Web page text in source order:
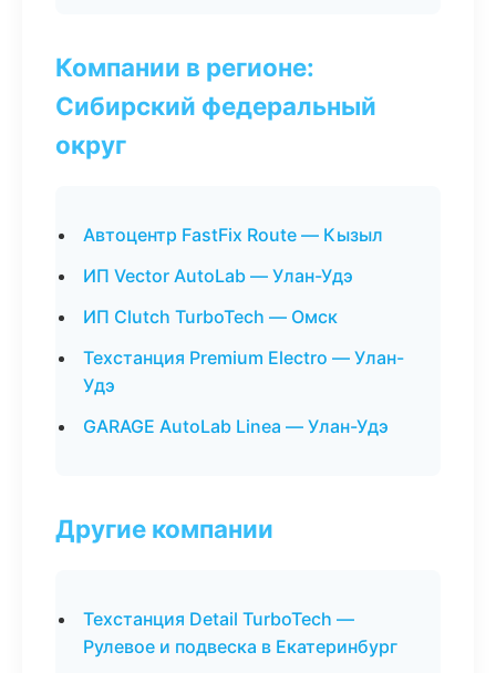
Компании в регионе:
Сибирский федеральный
округ
Автоцентр FastFix Route — Кызыл
ИП Vector AutoLab — Улан-Удэ
ИП Clutch TurboTech — Омск
Техстанция Premium Electro — Улан-
Удэ
GARAGE AutoLab Linea — Улан-Удэ
Другие компании
Техстанция Detail TurboTech —
Рулевое и подвеска в Екатеринбург